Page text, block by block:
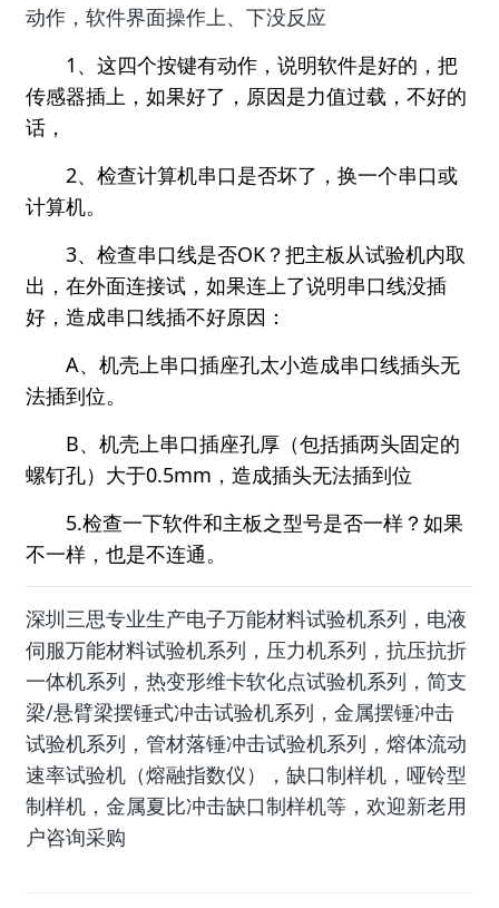
动作，软件界面操作上、下没反应
1、这四个按键有动作，说明软件是好的，把
传感器插上，如果好了，原因是力值过载，不好的
话，
2、检查计算机串口是否坏了，换一个串口或
计算机。
3、检查串口线是否OK？把主板从试验机内取
出，在外面连接试，如果连上了说明串口线没插
好，造成串口线插不好原因：
A、机壳上串口插座孔太小造成串口线插头无
法插到位。
B、机壳上串口插座孔厚（包括插两头固定的
螺钉孔）大于0.5mm，造成插头无法插到位
5.检查一下软件和主板之型号是否一样？如果
不一样，也是不连通。
深圳三思专业生产电子万能材料试验机系列，电液
伺服万能材料试验机系列，压力机系列，抗压抗折
一体机系列，热变形维卡软化点试验机系列，简支
梁/悬臂梁摆锤式冲击试验机系列，金属摆锤冲击
试验机系列，管材落锤冲击试验机系列，熔体流动
速率试验机（熔融指数仪），缺口制样机，哑铃型
制样机，金属夏比冲击缺口制样机等，欢迎新老用
户咨询采购